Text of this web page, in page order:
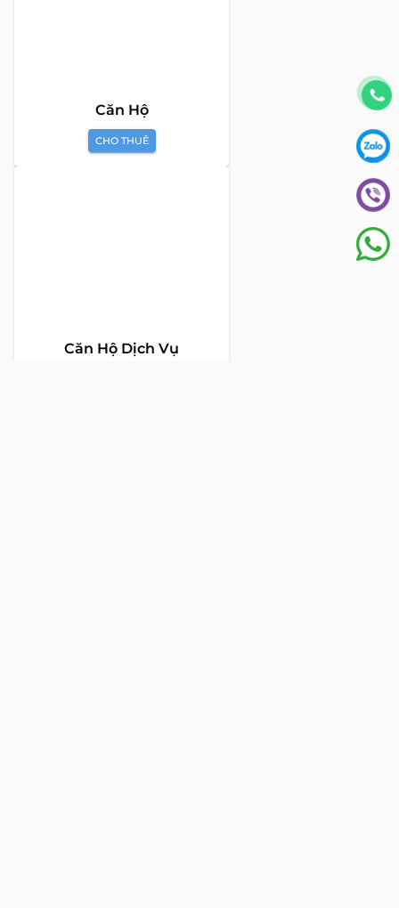
chuyên nghiệp, cùng hệ thống sản phẩm đa dạng, chúng tôi
cam kết mang đến cho Quý khách hàng những giải pháp tối
ưu và hiệu quả nhất, đáp ứng mọi nhu cầu và mong muốn
trong lĩnh vực bất động sản.
Toà nhà The Address - 60 Nguyễn Đình Chiểu,